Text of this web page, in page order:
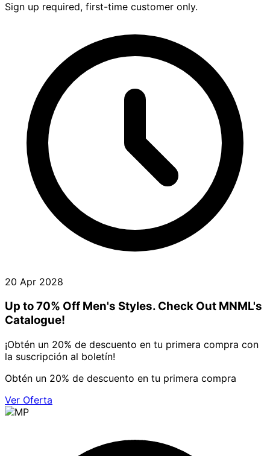
Sign up required, first-time customer only.
20 Apr 2028
Up to 70% Off Men's Styles. Check Out MNML's
Catalogue!
¡Obtén un 20% de descuento en tu primera compra con
la suscripción al boletín!
Obtén un 20% de descuento en tu primera compra
Ver Oferta